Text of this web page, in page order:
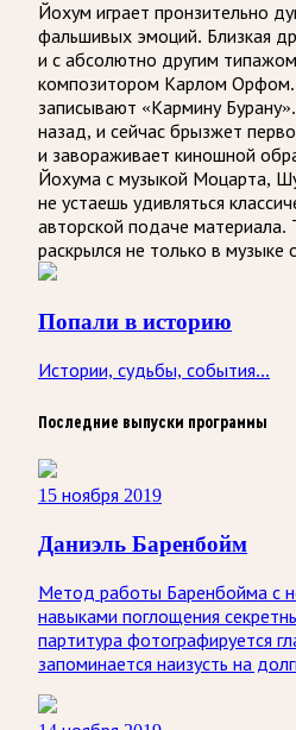
Йохум играет пронзительно
фальшивых эмоций. Близкая
и с абсолютно другим
композитором Карлом Орфом.
записывают «Кармину
назад, и сейчас брызжет
и завораживает киношной
Йохума с музыкой Моцарта,
не устаешь удивляться
авторской подаче материала.
раскрылся не только в музыке
Попали в историю
Истории, судьбы, события...
Последние выпуски программы
15 ноября 2019
Даниэль Баренбойм
Метод работы Баренбойма с
навыками поглощения
партитура фотографируется
запоминается наизусть на